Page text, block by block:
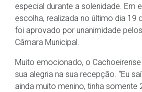
especial durante a solenidade. Em
escolha, realizada no último dia 19
foi aprovado por unanimidade
Câmara Municipal.
Muito emocionado, o
sua alegria na sua recepção. “Eu
ainda muito menino, tinha somente